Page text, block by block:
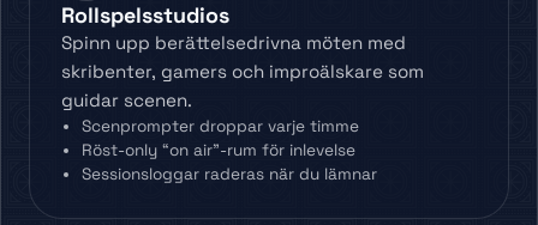
Rollspelsstudios
Spinn upp berättelsedrivna möten med
skribenter, gamers och improälskare som
guidar scenen.
Scenprompter droppar varje timme
Röst-only “on air”-rum för inlevelse
Sessionsloggar raderas när du lämnar